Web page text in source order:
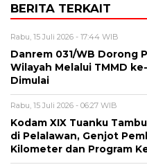
BERITA TERKAIT
Rabu, 15 Juli 2026 - 17:44 WIB
Danrem 031/WB Dorong
Wilayah Melalui TMMD
Dimulai
Rabu, 15 Juli 2026 - 06:27 WIB
Kodam XIX Tuanku
di Pelalawan, Genjot
Kilometer dan Program